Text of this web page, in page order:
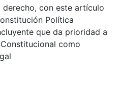
con este artículo
Política
que da prioridad a
como